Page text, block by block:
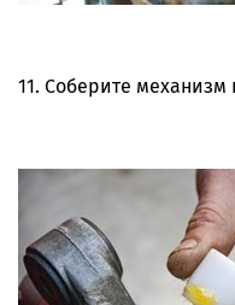
11. Соберите